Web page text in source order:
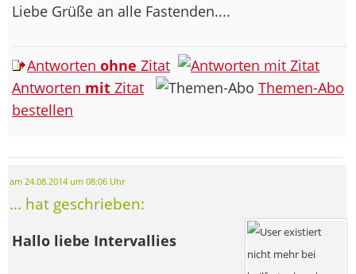
Liebe Grüße an alle Fastenden....
Antworten ohne Zitat
Antworten mit Zitat
Themen-Abo
bestellen
am 24.08.2014 um 08:06 Uhr
... hat geschrieben:
Hallo liebe Intervallies